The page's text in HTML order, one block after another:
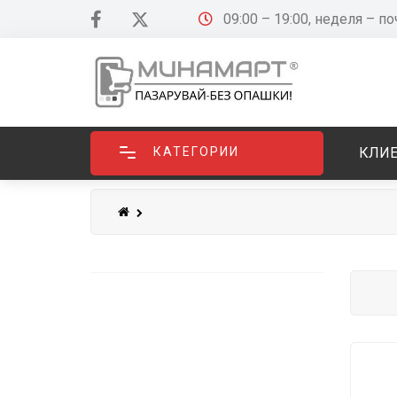
09:00 – 19:00, неделя –
КАТЕГОРИИ